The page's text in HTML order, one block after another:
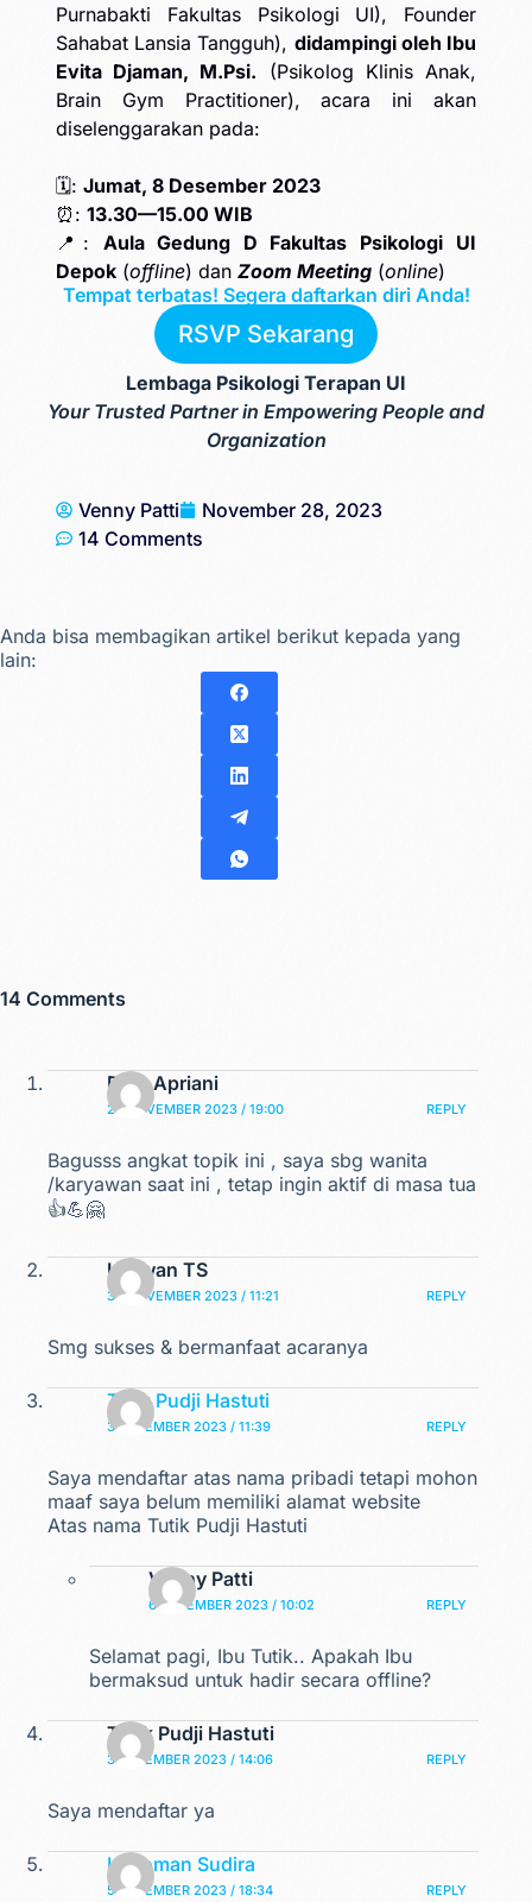
Purnabakti Fakultas Psikologi UI), Founder
Sahabat Lansia Tangguh), didampingi oleh Ibu
Evita Djaman, M.Psi. (Psikolog Klinis Anak,
Brain Gym Practitioner), acara ini akan
diselenggarakan pada:
🗓:Jumat, 8 Desember 2023
⏰:13.30—15.00 WIB
📍: Aula Gedung D Fakultas Psikologi UI
Depok (offline) danZoom Meeting (online)
Tempat terbatas! Segera daftarkan diri Anda!
RSVP Sekarang
Lembaga Psikologi Terapan UI
Your Trusted Partner in Empowering People and
Organization
Venny Patti
November 28, 2023
14 Comments
Anda bisa membagikan artikel berikut kepada yang
lain:
14 Comments
Dian Apriani
29 NOVEMBER 2023 / 19:00 REPLY
Bagusss angkat topik ini , saya sbg wanita
/karyawan saat ini , tetap ingin aktif di masa tua
👍💪🤗
Israwan TS
30 NOVEMBER 2023 / 11:21 REPLY
Smg sukses & bermanfaat acaranya
Tutik Pudji Hastuti
3 DESEMBER 2023 / 11:39 REPLY
Saya mendaftar atas nama pribadi tetapi mohon
maaf saya belum memiliki alamat website
Atas nama Tutik Pudji Hastuti
Venny Patti
6 DESEMBER 2023 / 10:02 REPLY
Selamat pagi, Ibu Tutik.. Apakah Ibu
bermaksud untuk hadir secara offline?
Tutik Pudji Hastuti
3 DESEMBER 2023 / 14:06 REPLY
Saya mendaftar ya
I Nyoman Sudira
5 DESEMBER 2023 / 18:34 REPLY